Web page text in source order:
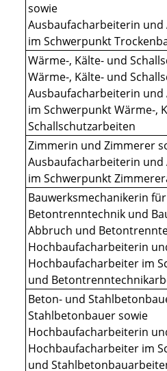
sowie
Ausbaufacharbeiterin
im Schwerpunkt
Wärme-, Kälte- und
Wärme-, Kälte- und
Ausbaufacharbeiterin
im Schwerpunkt Wärme-,
Schallschutzarbeiten
Zimmerin und Zimmerer
Ausbaufacharbeiterin
im Schwerpunkt
Bauwerksmechanikerin
Betontrenntechnik und
Abbruch und
Hochbaufacharbeiterin
Hochbaufacharbeiter im
und
Beton- und
Stahlbetonbauer sowie
Hochbaufacharbeiterin
Hochbaufacharbeiter im
und